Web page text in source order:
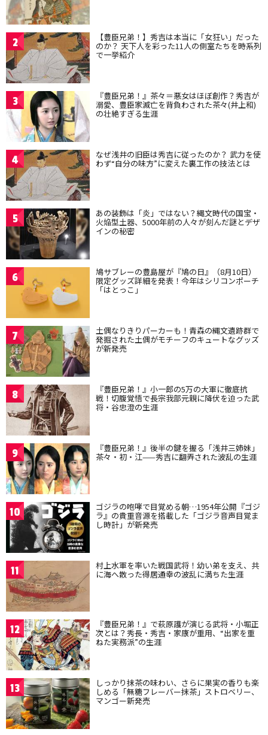
2 【豊臣兄弟！】秀吉は本当に「女狂い」だった
のか？ 天下人を彩った11人の側室たちを時系列
で一挙紹介
3 『豊臣兄弟！』茶々＝悪女はほぼ創作？秀吉が
溺愛、豊臣家滅亡を背負わされた茶々(井上和)
の壮絶すぎる生涯
4 なぜ浅井の旧臣は秀吉に従ったのか？ 武力を使
わず“自分の味方”に変えた裏工作の技法とは
5 あの装飾は「炎」ではない？縄文時代の国宝・
火焔型土器、5000年前の人々が刻んだ謎とデザ
インの秘密
6 鳩サブレーの豊島屋が『鳩の日』（8月10日）
限定グッズ詳細を発表！今年はシリコンポーチ
「はとっこ」
7 土偶なりきりパーカーも！青森の縄文遺跡群で
発掘された土偶がモチーフのキュートなグッズ
が新発売
8 『豊臣兄弟！』小一郎の5万の大軍に徹底抗
戦！切腹覚悟で長宗我部元親に降伏を迫った武
将・谷忠澄の生涯
9 『豊臣兄弟！』後半の鍵を握る「浅井三姉妹」
茶々・初・江——秀吉に翻弄された波乱の生涯
10 ゴジラの咆哮で目覚める朝…1954年公開『ゴジ
ラ』の貴重音源を搭載した「ゴジラ音声目覚ま
し時計」が新発売
11 村上水軍を率いた戦国武将！幼い弟を支え、共
に海へ散った得居通幸の波乱に満ちた生涯
12 『豊臣兄弟！』で萩原護が演じる武将・小堀正
次とは？秀長・秀吉・家康が重用、“出家を重
ねた実務派”の生涯
13 しっかり抹茶の味わい、さらに果実の香りも楽
しめる「無糖フレーバー抹茶」ストロベリー、
マンゴー新発売